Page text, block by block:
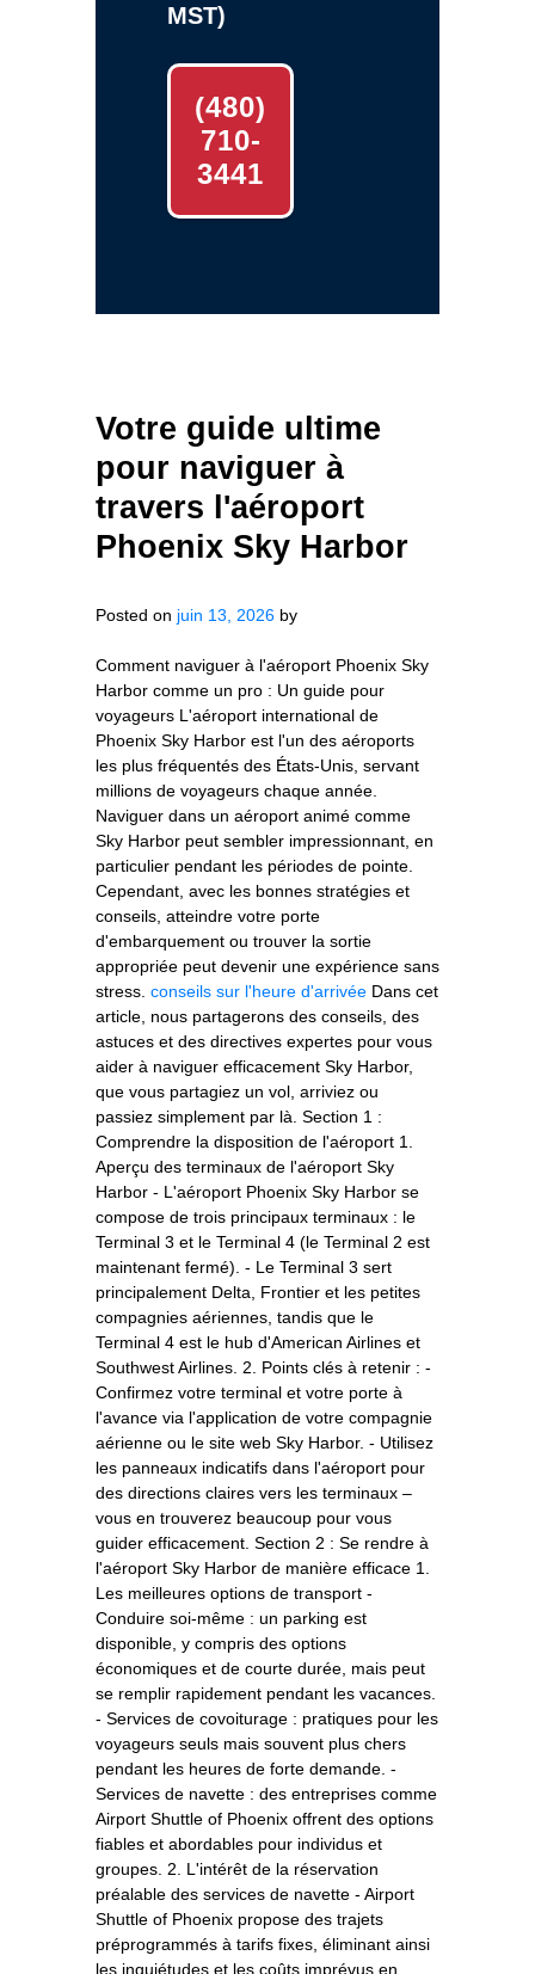
MST)
(480)
710-
3441
Votre guide ultime
pour naviguer à
travers l'aéroport
Phoenix Sky Harbor
Posted on juin 13, 2026 by
Comment naviguer à l'aéroport Phoenix Sky
Harbor comme un pro : Un guide pour
voyageurs L'aéroport international de
Phoenix Sky Harbor est l'un des aéroports
les plus fréquentés des États-Unis, servant
millions de voyageurs chaque année.
Naviguer dans un aéroport animé comme
Sky Harbor peut sembler impressionnant, en
particulier pendant les périodes de pointe.
Cependant, avec les bonnes stratégies et
conseils, atteindre votre porte
d'embarquement ou trouver la sortie
appropriée peut devenir une expérience sans
stress. conseils sur l'heure d'arrivée Dans cet
article, nous partagerons des conseils, des
astuces et des directives expertes pour vous
aider à naviguer efficacement Sky Harbor,
que vous partagiez un vol, arriviez ou
passiez simplement par là. Section 1 :
Comprendre la disposition de l'aéroport 1.
Aperçu des terminaux de l'aéroport Sky
Harbor - L'aéroport Phoenix Sky Harbor se
compose de trois principaux terminaux : le
Terminal 3 et le Terminal 4 (le Terminal 2 est
maintenant fermé). - Le Terminal 3 sert
principalement Delta, Frontier et les petites
compagnies aériennes, tandis que le
Terminal 4 est le hub d'American Airlines et
Southwest Airlines. 2. Points clés à retenir : -
Confirmez votre terminal et votre porte à
l'avance via l'application de votre compagnie
aérienne ou le site web Sky Harbor. - Utilisez
les panneaux indicatifs dans l'aéroport pour
des directions claires vers les terminaux –
vous en trouverez beaucoup pour vous
guider efficacement. Section 2 : Se rendre à
l'aéroport Sky Harbor de manière efficace 1.
Les meilleures options de transport -
Conduire soi-même : un parking est
disponible, y compris des options
économiques et de courte durée, mais peut
se remplir rapidement pendant les vacances.
- Services de covoiturage : pratiques pour les
voyageurs seuls mais souvent plus chers
pendant les heures de forte demande. -
Services de navette : des entreprises comme
Airport Shuttle of Phoenix offrent des options
fiables et abordables pour individus et
groupes. 2. L'intérêt de la réservation
préalable des services de navette - Airport
Shuttle of Phoenix propose des trajets
préprogrammés à tarifs fixes, éliminant ainsi
les inquiétudes et les coûts imprévus en